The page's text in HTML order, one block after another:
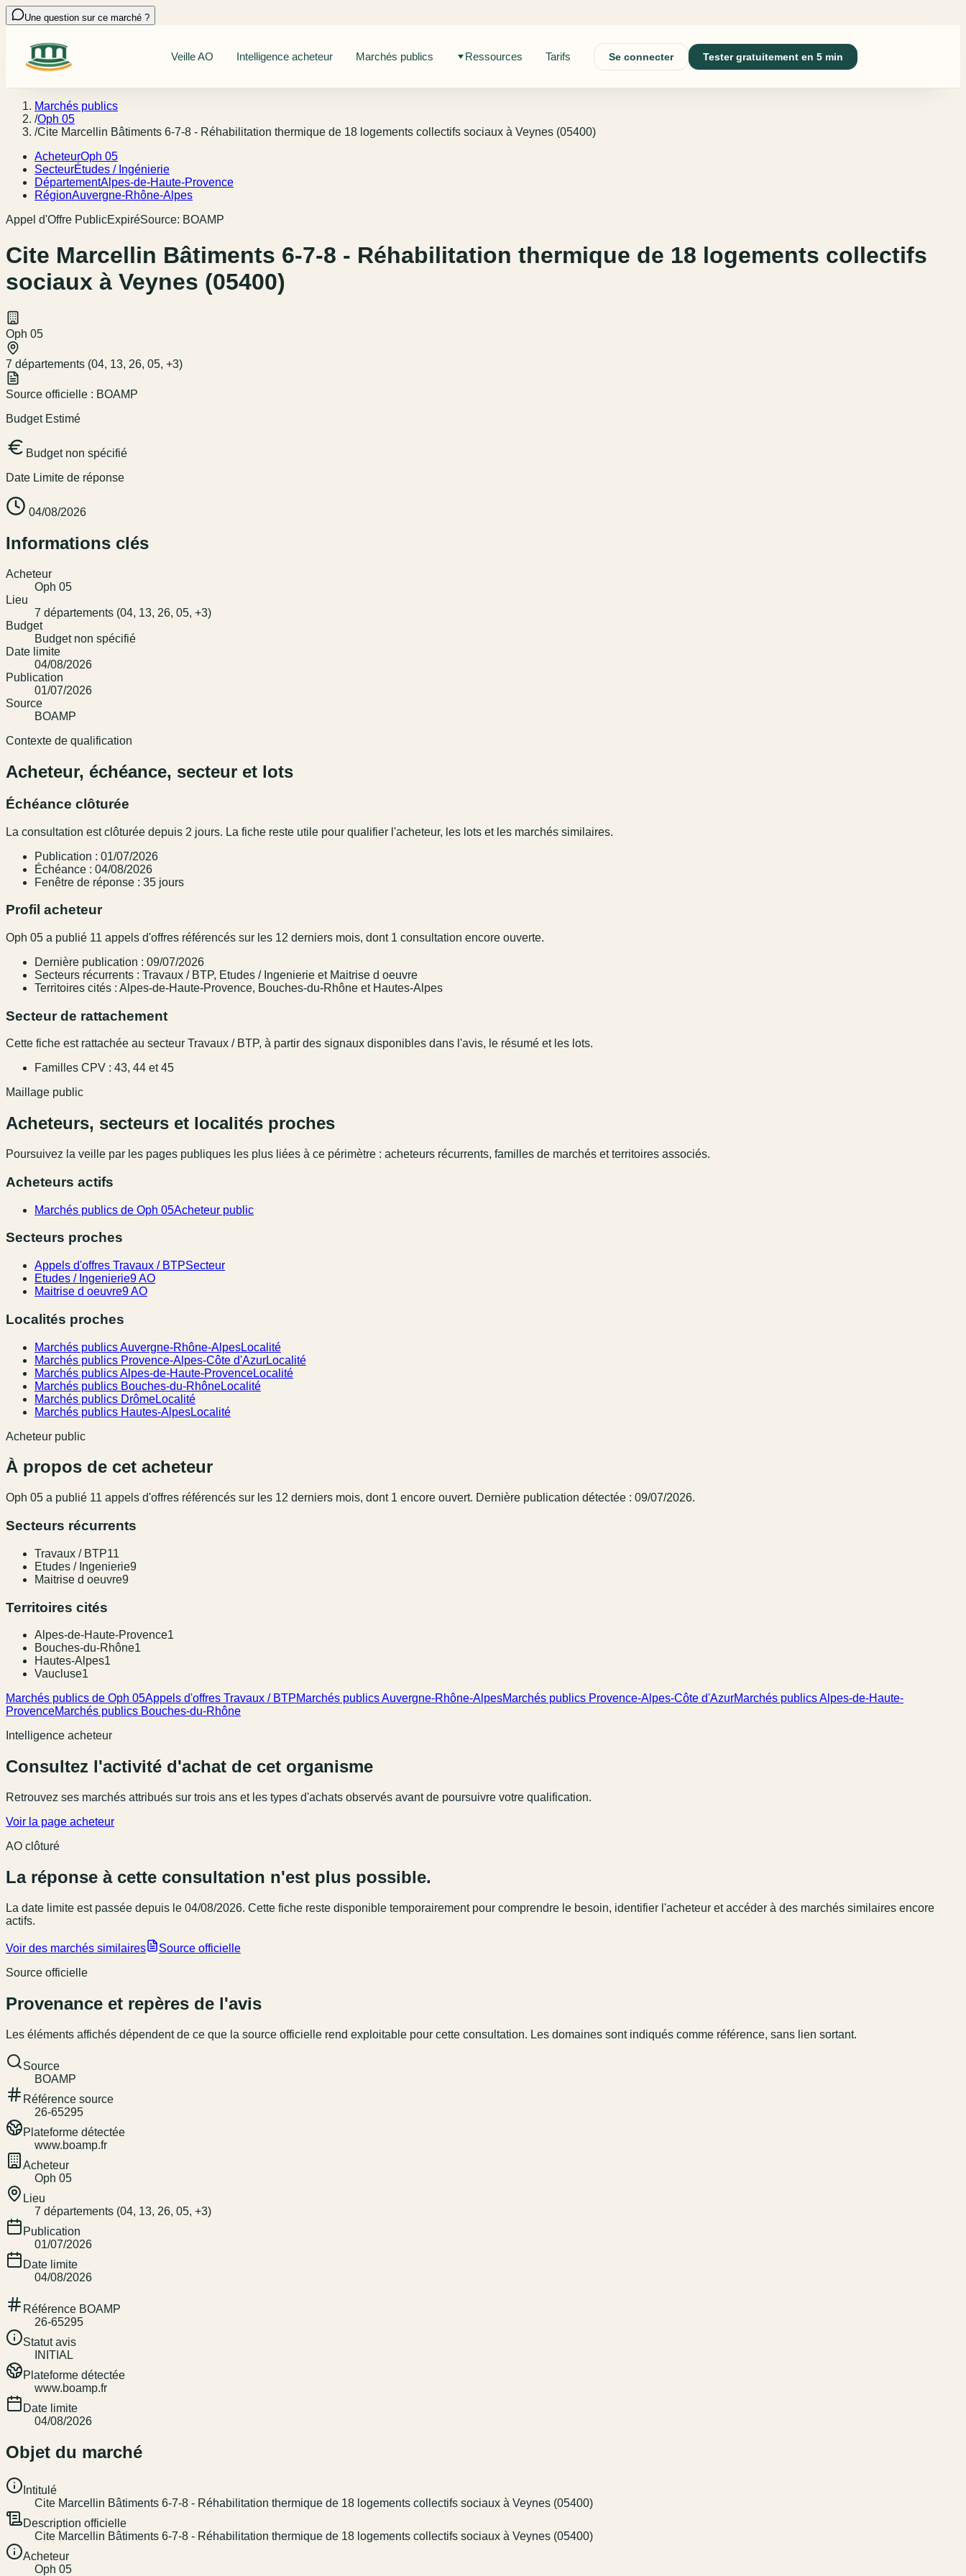
Une question sur ce marché ?
Veille AO Intelligence acheteur Marchés publics Ressources Tarifs Se connecter Tester gratuitement en 5 min
Marchés publics
/Oph 05
/Cite Marcellin Bâtiments 6-7-8 - Réhabilitation thermique de 18 logements collectifs sociaux à Veynes (05400)
AcheteurOph 05
SecteurÉtudes / Ingénierie
DépartementAlpes-de-Haute-Provence
RégionAuvergne-Rhône-Alpes
Appel d'Offre PublicExpiréSource: BOAMP
Cite Marcellin Bâtiments 6-7-8 - Réhabilitation thermique de 18 logements collectifs
sociaux à Veynes (05400)
Oph 05
7 départements (04, 13, 26, 05, +3)
Source officielle : BOAMP
Budget Estimé
Budget non spécifié
Date Limite de réponse
04/08/2026
Informations clés
Acheteur
Oph 05
Lieu
7 départements (04, 13, 26, 05, +3)
Budget
Budget non spécifié
Date limite
04/08/2026
Publication
01/07/2026
Source
BOAMP
Contexte de qualification
Acheteur, échéance, secteur et lots
Échéance clôturée
La consultation est clôturée depuis 2 jours. La fiche reste utile pour qualifier l'acheteur, les lots et les marchés similaires.
Publication : 01/07/2026
Échéance : 04/08/2026
Fenêtre de réponse : 35 jours
Profil acheteur
Oph 05 a publié 11 appels d'offres référencés sur les 12 derniers mois, dont 1 consultation encore ouverte.
Dernière publication : 09/07/2026
Secteurs récurrents : Travaux / BTP, Etudes / Ingenierie et Maitrise d oeuvre
Territoires cités : Alpes-de-Haute-Provence, Bouches-du-Rhône et Hautes-Alpes
Secteur de rattachement
Cette fiche est rattachée au secteur Travaux / BTP, à partir des signaux disponibles dans l'avis, le résumé et les lots.
Familles CPV : 43, 44 et 45
Maillage public
Acheteurs, secteurs et localités proches
Poursuivez la veille par les pages publiques les plus liées à ce périmètre : acheteurs récurrents, familles de marchés et territoires associés.
Acheteurs actifs
Marchés publics de Oph 05Acheteur public
Secteurs proches
Appels d'offres Travaux / BTPSecteur
Etudes / Ingenierie9 AO
Maitrise d oeuvre9 AO
Localités proches
Marchés publics Auvergne-Rhône-AlpesLocalité
Marchés publics Provence-Alpes-Côte d'AzurLocalité
Marchés publics Alpes-de-Haute-ProvenceLocalité
Marchés publics Bouches-du-RhôneLocalité
Marchés publics DrômeLocalité
Marchés publics Hautes-AlpesLocalité
Acheteur public
À propos de cet acheteur
Oph 05 a publié 11 appel s d'offres référencés sur les 12 derniers mois, dont 1 encore ouvert. Dernière publication détectée : 09/07/2026.
Secteurs récurrents
Travaux / BTP11
Etudes / Ingenierie9
Maitrise d oeuvre9
Territoires cités
Alpes-de-Haute-Provence1
Bouches-du-Rhône1
Hautes-Alpes1
Vaucluse1
Marchés publics de Oph 05Appels d'offres Travaux / BTPMarchés publics Auvergne-Rhône-AlpesMarchés publics Provence-Alpes-Côte d'AzurMarchés publics Alpes-de-Haute-
ProvenceMarchés publics Bouches-du-Rhône
Intelligence acheteur
Consultez l'activité d'achat de cet organisme
Retrouvez ses marchés attribués sur trois ans et les types d'achats observés avant de poursuivre votre qualification.
Voir la page acheteur
AO clôturé
La réponse à cette consultation n'est plus possible.
La date limite est passée depuis le 04/08/2026. Cette fiche reste disponible temporairement pour comprendre le besoin, identifier l'acheteur et accéder à des marchés similaires encore
actifs.
Voir des marchés similaires
Source officielle
Source officielle
Provenance et repères de l'avis
Les éléments affichés dépendent de ce que la source officielle rend exploitable pour cette consultation. Les domaines sont indiqués comme référence, sans lien sortant.
Source
BOAMP
Référence source
26-65295
Plateforme détectée
www.boamp.fr
Acheteur
Oph 05
Lieu
7 départements (04, 13, 26, 05, +3)
Publication
01/07/2026
Date limite
04/08/2026
Référence BOAMP
26-65295
Statut avis
INITIAL
Plateforme détectée
www.boamp.fr
Date limite
04/08/2026
Objet du marché
Intitulé
Cite Marcellin Bâtiments 6-7-8 - Réhabilitation thermique de 18 logements collectifs sociaux à Veynes (05400)
Description officielle
Cite Marcellin Bâtiments 6-7-8 - Réhabilitation thermique de 18 logements collectifs sociaux à Veynes (05400)
Acheteur
Oph 05